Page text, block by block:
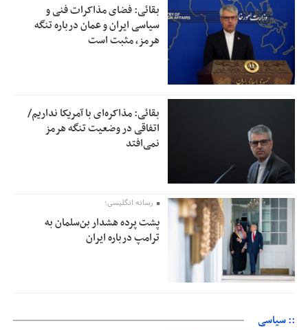
بقائی: فضای مذاکرات فنی و
سیاسی ایران و عمان درباره تنگه
هرمز، مثبت است
بقائی: مذاکره‌ای با آمریکا نداریم/
اتفاقی در وضعیت تنگه هرمز
نمی‌افتد
رسانه انگلیسی؛
پشت پرده هشدار بن‌سلمان به
ترامپ درباره ایران
:: سیاسی